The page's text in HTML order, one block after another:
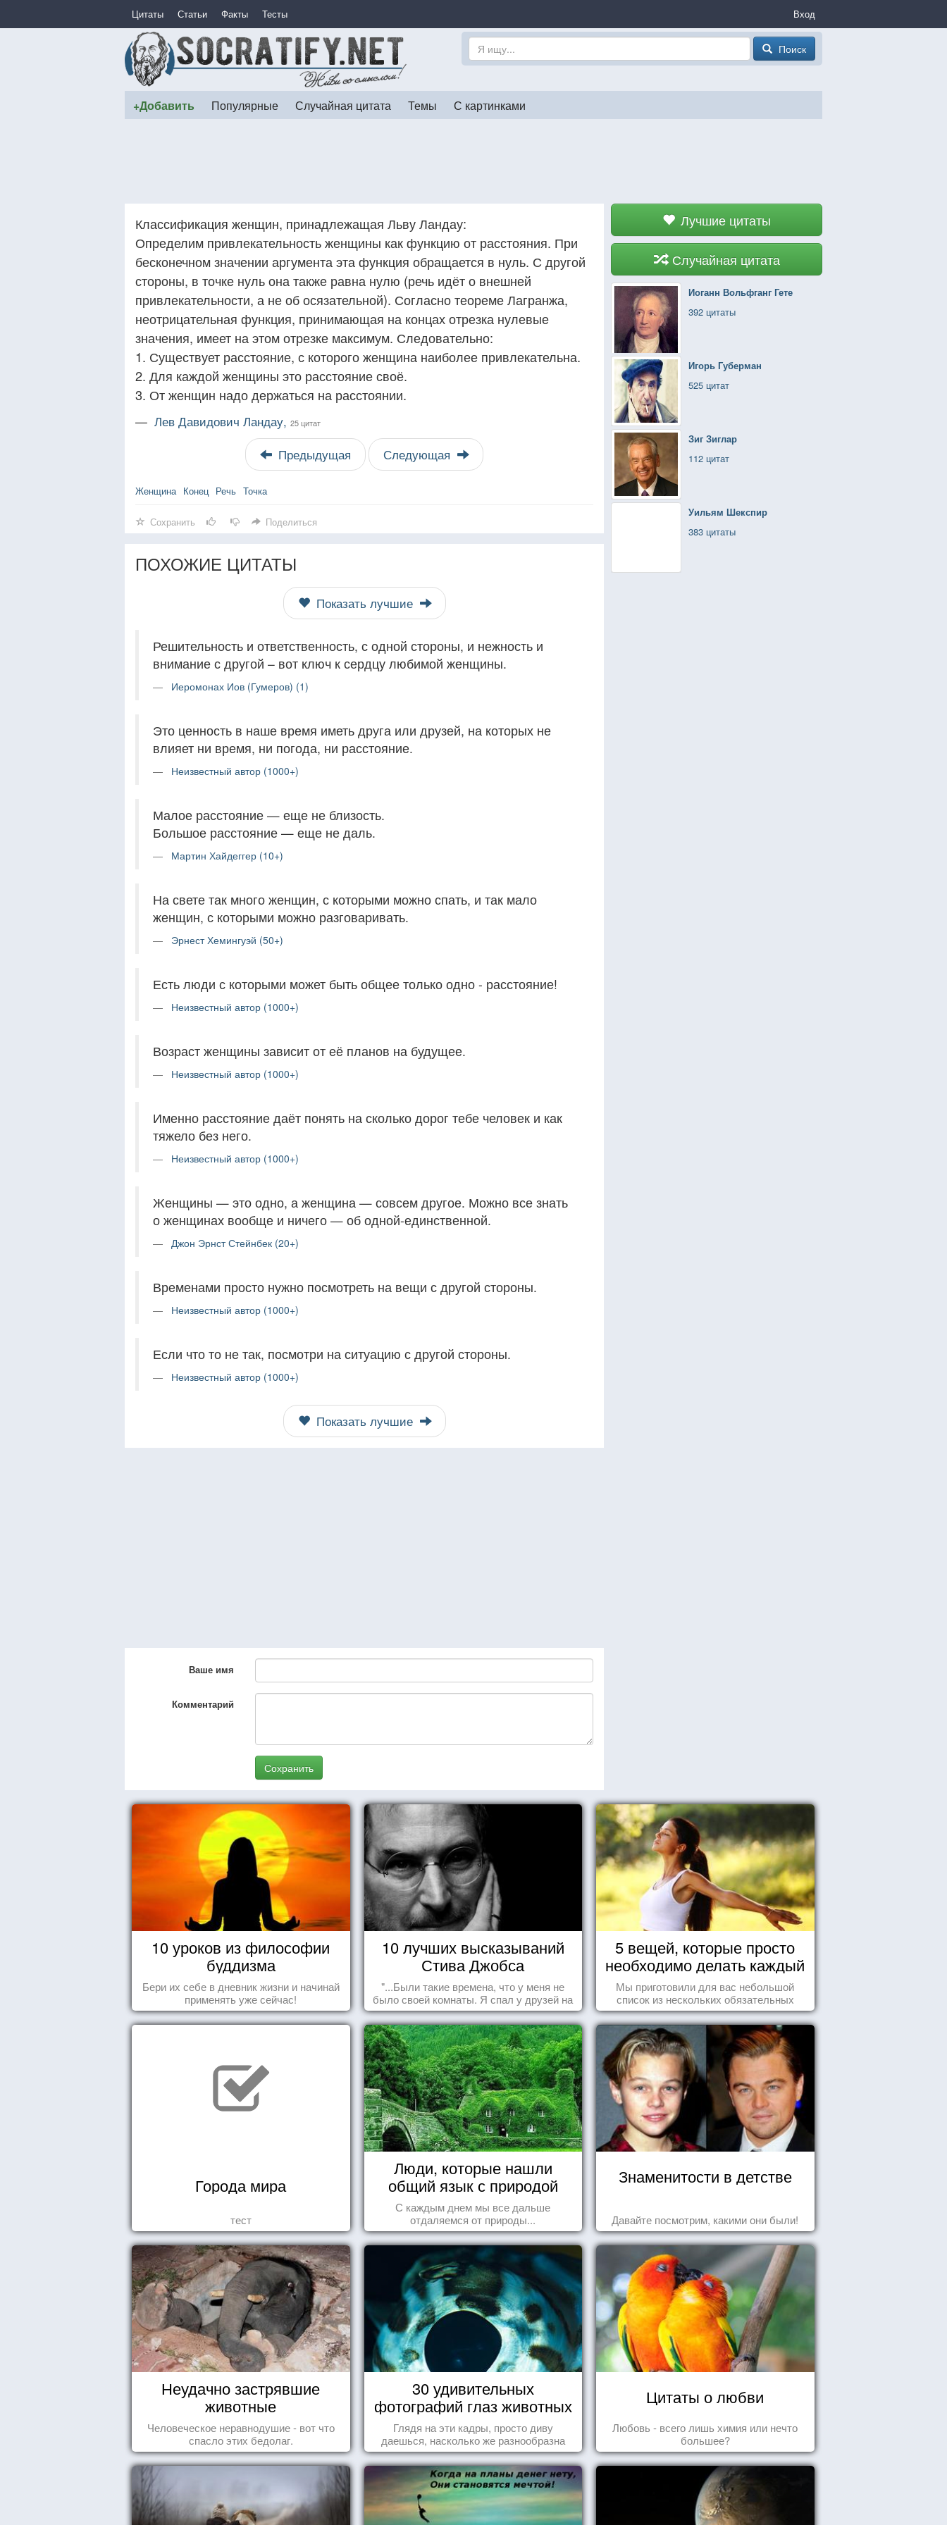
Цитаты Статьи Факты Тесты Вход
Поиск
+Добавить Популярные Случайная цитата Темы С картинками
Лучшие цитаты
Случайная цитата
Иоганн Вольфганг Гете
392 цитаты
Игорь Губерман
525 цитат
Зиг Зиглар
112 цитат
Уильям Шекспир
383 цитаты
Классификация женщин, принадлежащая Льву Ландау:
Определим привлекательность женщины как функцию от расстояния. При
бесконечном значении аргумента эта функция обращается в нуль. С другой
стороны, в точке нуль она также равна нулю (речь идёт о внешней
привлекательности, а не об осязательной). Согласно теореме Лагранжа,
неотрицательная функция, принимающая на концах отрезка нулевые
значения, имеет на этом отрезке максимум. Следовательно:
1. Существует расстояние, с которого женщина наиболее привлекательна.
2. Для каждой женщины это расстояние своё.
3. От женщин надо держаться на расстоянии.
— Лев Давидович Ландау, 25 цитат
Предыдущая Следующая
Женщина Конец Речь Точка
Сохранить Поделиться
ПОХОЖИЕ ЦИТАТЫ
Показать лучшие
Решительность и ответственность, с одной стороны, и нежность и
внимание с другой – вот ключ к сердцу любимой женщины.
Иеромонах Иов (Гумеров) (1)
Это ценность в наше время иметь друга или друзей, на которых не
влияет ни время, ни погода, ни расстояние.
Неизвестный автор (1000+)
Малое расстояние — еще не близость.
Большое расстояние — еще не даль.
Мартин Хайдеггер (10+)
На свете так много женщин, с которыми можно спать, и так мало
женщин, с которыми можно разговаривать.
Эрнест Хемингуэй (50+)
Есть люди с которыми может быть общее только одно - расстояние!
Неизвестный автор (1000+)
Возраст женщины зависит от её планов на будущее.
Неизвестный автор (1000+)
Именно расстояние даёт понять на сколько дорог тебе человек и как
тяжело без него.
Неизвестный автор (1000+)
Женщины — это одно, а женщина — совсем другое. Можно все знать
о женщинах вообще и ничего — об одной-единственной.
Джон Эрнст Стейнбек (20+)
Временами просто нужно посмотреть на вещи с другой стороны.
Неизвестный автор (1000+)
Если что то не так, посмотри на ситуацию с другой стороны.
Неизвестный автор (1000+)
Показать лучшие
Ваше имя
Комментарий
Сохранить
10 уроков из философии
буддизма
Бери их себе в дневник жизни и начинай
применять уже сейчас!
10 лучших высказываний
Стива Джобса
"...Были такие времена, что у меня не
было своей комнаты. Я спал у друзей на
полу, а для того, чтобы купить еды -
сдавал бутылки из под кока-колы"
5 вещей, которые просто
необходимо делать каждый
день
Мы приготовили для вас небольшой
список из нескольких обязательных
вещей, которые должны стать частью
вашего дня.
Города мира
тест
Люди, которые нашли
общий язык с природой
С каждым днем мы все дальше
отдаляемся от природы...
Знаменитости в детстве
Давайте посмотрим, какими они были!
Неудачно застрявшие
животные
Человеческое неравнодушие - вот что
спасло этих бедолаг.
30 удивительных
фотографий глаз животных
Глядя на эти кадры, просто диву
даешься, насколько же разнообразна
природа нашего мира!
Цитаты о любви
Любовь - всего лишь химия или нечто
большее?